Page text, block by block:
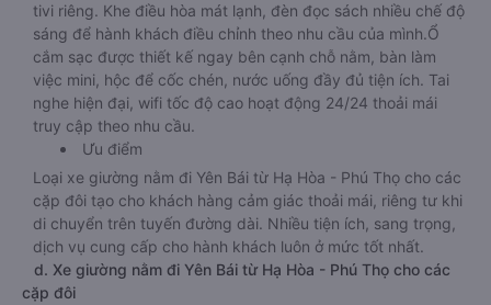
tivi riêng. Khe điều hòa mát lạnh, đèn đọc sách nhiều chế độ
sáng để hành khách điều chỉnh theo nhu cầu của mình.Ổ
cắm sạc được thiết kế ngay bên cạnh chỗ nằm, bàn làm
việc mini, hộc để cốc chén, nước uống đầy đủ tiện ích. Tai
nghe hiện đại, wifi tốc độ cao hoạt động 24/24 thoải mái
truy cập theo nhu cầu.
Ưu điểm
Loại xe giường nằm đi Yên Bái từ Hạ Hòa - Phú Thọ cho các
cặp đôi tạo cho khách hàng cảm giác thoải mái, riêng tư khi
di chuyển trên tuyến đường dài. Nhiều tiện ích, sang trọng,
dịch vụ cung cấp cho hành khách luôn ở mức tốt nhất.
d. Xe giường nằm đi Yên Bái từ Hạ Hòa - Phú Thọ cho các
cặp đôi